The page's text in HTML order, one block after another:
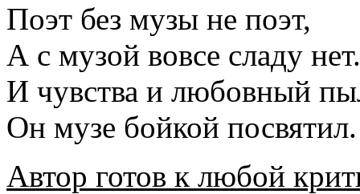
Поэт без музы не поэт,
А с музой вовсе сладу нет.
И чувства и любовный
Он музе бойкой посвятил.
Автор готов к любой